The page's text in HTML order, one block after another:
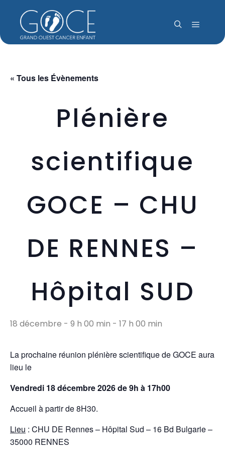
Menu
« Tous les Évènements
Plénière
scientifique
GOCE – CHU
DE RENNES –
Hôpital SUD
18 décembre - 9 h 00 min - 17 h 00 min
La prochaine réunion plénière scientifique de GOCE aura
lieu le
Vendredi 18 décembre 2026 de 9h à 17h00
Accueil à partir de 8H30.
Lieu : CHU DE Rennes – Hôpital Sud – 16 Bd Bulgarie –
35000 RENNES